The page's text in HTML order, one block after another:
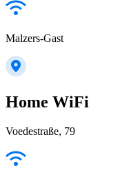
Malzers-Gast
Home WiFi
Voedestraße, 79